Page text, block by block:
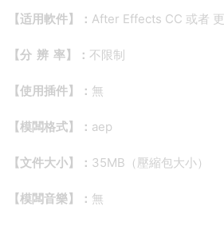
【适用軟件】： After Effects CC 或者
【分 辨 率】： 不限制
【使用插件】： 無
【模闆格式】： aep
【文件大小】： 35MB（壓縮包大小）
【模闆音樂】： 無